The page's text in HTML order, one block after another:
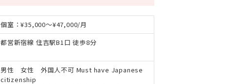
個室：¥35,000～¥47,000/月
都営新宿線 住吉駅B1口 徒歩8分
男性 女性 外国人不可 Must have Japanese
citizenship